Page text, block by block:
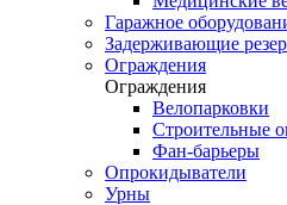
Гаражное
Задерживающие
Ограждения
Ограждения
Велопарковки
Строительные
Фан-барьеры
Опрокидыватели
Урны